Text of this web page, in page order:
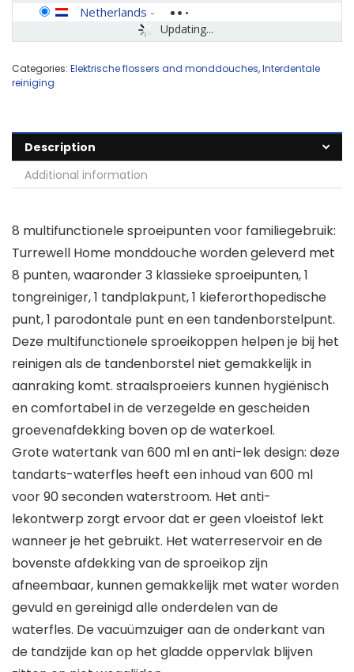
Updating...
Netherlands -
Categories: Elektrische flossers and monddouches,Interdentale
reiniging
Description
Additional information
8 multifunctionele sproeipunten voor familiegebruik:
Turrewell Home monddouche worden geleverd met
8 punten, waaronder 3 klassieke sproeipunten, 1
tongreiniger, 1 tandplakpunt, 1 kieferorthopedische
punt, 1 parodontale punt en een tandenborstelpunt.
Deze multifunctionele sproeikoppen helpen je bij het
reinigen als de tandenborstel niet gemakkelijk in
aanraking komt. straalsproeiers kunnen hygiënisch
en comfortabel in de verzegelde en gescheiden
groevenafdekking boven op de waterkoel.
Grote watertank van 600 ml en anti-lek design: deze
tandarts-waterfles heeft een inhoud van 600 ml
voor 90 seconden waterstroom. Het anti-
lekontwerp zorgt ervoor dat er geen vloeistof lekt
wanneer je het gebruikt. Het waterreservoir en de
bovenste afdekking van de sproeikop zijn
afneembaar, kunnen gemakkelijk met water worden
gevuld en gereinigd alle onderdelen van de
waterfles. De vacuümzuiger aan de onderkant van
de tandzijde kan op het gladde oppervlak blijven